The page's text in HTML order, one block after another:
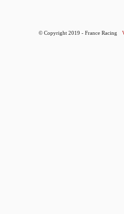
© Copyright 2019 - France Racing